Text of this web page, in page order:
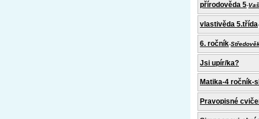
přírodověda 5-
vlastivěda 5.třída-
6. ročník-
Jsi upír/ka?
Matika-4 ročník-
Pravopisné